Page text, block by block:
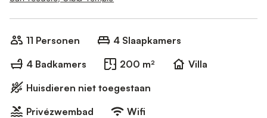
11 Personen
4 Slaapkamers
4 Badkamers
200 m²
Villa
Huisdieren niet toegestaan
Privézwembad
Wifi